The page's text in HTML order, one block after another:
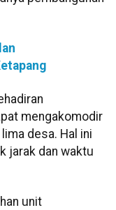
mengakomodir
desa. Hal ini
jarak dan waktu
unit